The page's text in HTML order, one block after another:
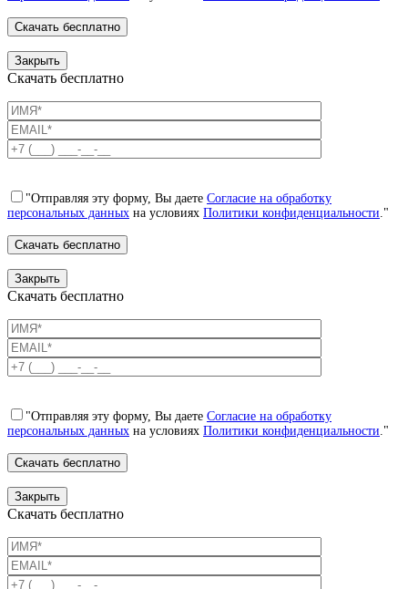
Закрыть
Скачать бесплатно
"Отправляя эту форму, Вы даете Согласие на обработку
персональных данных на условиях Политики конфиденциальности."
Закрыть
Скачать бесплатно
"Отправляя эту форму, Вы даете Согласие на обработку
персональных данных на условиях Политики конфиденциальности."
Закрыть
Скачать бесплатно